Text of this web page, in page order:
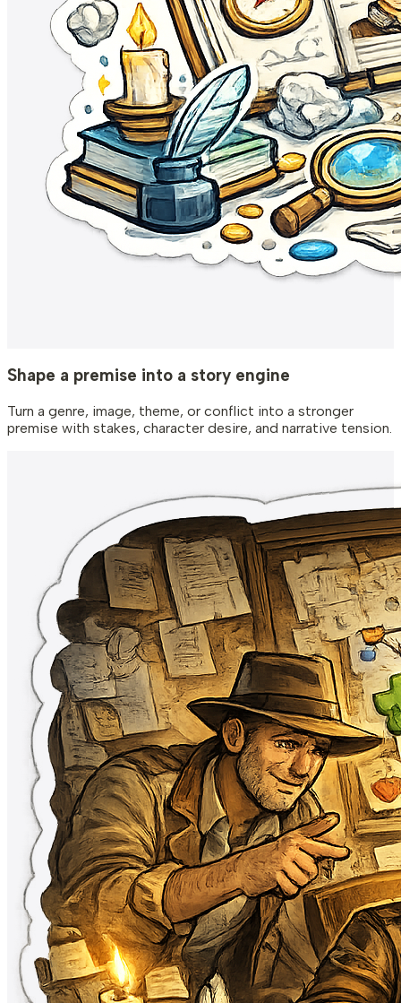
Shape a premise into a story engine
Turn a genre, image, theme, or conflict into a stronger
premise with stakes, character desire, and narrative tension.